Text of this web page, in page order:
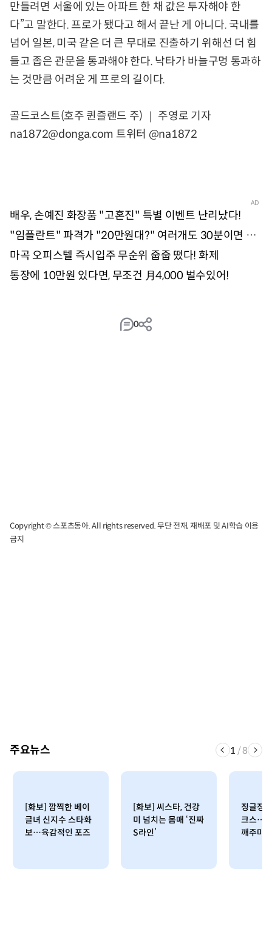
만들려면 서울에 있는 아파트 한 채 값은 투자해야 한
다”고 말한다. 프로가 됐다고 해서 끝난 게 아니다. 국내를
넘어 일본, 미국 같은 더 큰 무대로 진출하기 위해선 더 힘
들고 좁은 관문을 통과해야 한다. 낙타가 바늘구멍 통과하
는 것만큼 어려운 게 프로의 길이다.
골드코스트(호주 퀸즐랜드 주) ｜ 주영로 기자
na1872@donga.com 트위터 @na1872
0
Copyright © 스포츠동아. All rights reserved. 무단 전재, 재배포 및 AI학습 이용
금지
주요뉴스 1 /8
[화보] 깜찍한 베이
글녀 신지수 스타화
보…육감적인 포즈
[화보] 씨스타, 건강
미 넘치는 몸매 ‘진짜
S라인’
징글징
크스…
깨주마”